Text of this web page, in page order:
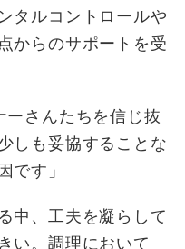
タルコントロールや
からのサポートを受
ーさんたちを信じ抜
しも妥協することな
です」
中、工夫を凝らして
い。調理において